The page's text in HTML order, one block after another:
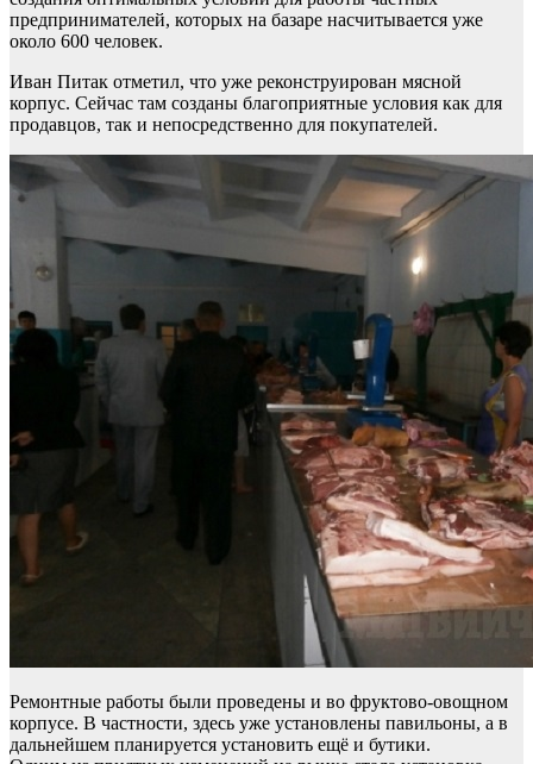
предпринимателей, которых на базаре насчитывается уже
около 600 человек.
Иван Питак отметил, что уже реконструирован мясной
корпус. Сейчас там созданы благоприятные условия как для
продавцов, так и непосредственно для покупателей.
Ремонтные работы были проведены и во фруктово-овощном
корпусе. В частности, здесь уже установлены павильоны, а в
дальнейшем планируется установить ещё и бутики.